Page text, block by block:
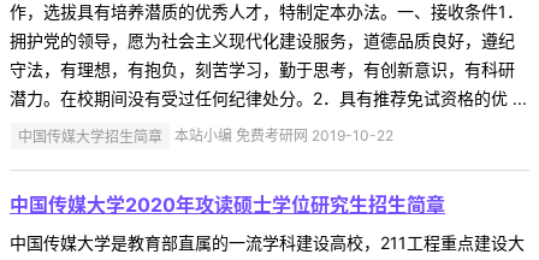
作，选拔具有培养潜质的优秀人才，特制定本办法。一、接收条件1．
拥护党的领导，愿为社会主义现代化建设服务，道德品质良好，遵纪
守法，有理想，有抱负，刻苦学习，勤于思考，有创新意识，有科研
潜力。在校期间没有受过任何纪律处分。2．具有推荐免试资格的优 ...
中国传媒大学招生简章 本站小编 免费考研网 2019-10-22
中国传媒大学2020年攻读硕士学位研究生招生简章
中国传媒大学是教育部直属的一流学科建设高校，211工程重点建设大